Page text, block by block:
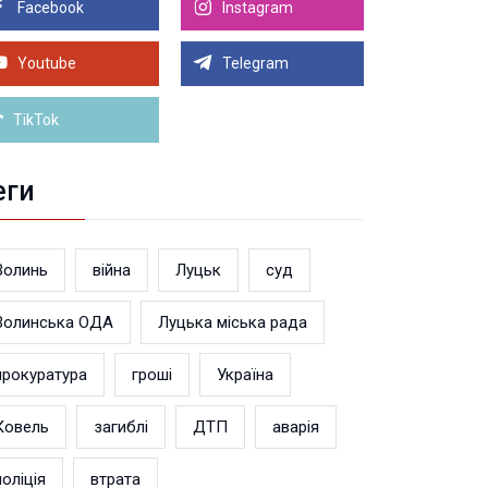
21:00
на 99,9% готовий новий Державний
простір. ВІДЕО
Більше новин
Facebook Instagram
Youtube Telegram
TikTok
війна Луцьк суд
ОДА Луцька міська рада
гроші Україна
загиблі ДТП аварія
втрата